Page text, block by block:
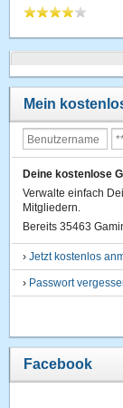
Mein
Deine kostenlose
Verwalte einfach
Mitgliedern.
Bereits 35463
›Jetzt kostenlos
› Passwort
Facebook